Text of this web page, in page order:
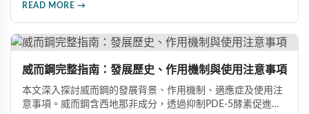
READ MORE →
威而鋼完整指南：發展歷史、作用機制與使用注意事項
本文深入探討威而鋼的發展背景、作用機制、適應症及使用注
意事項。威而鋼含西地那非成分，透過抑制PDE-5酵素促進血